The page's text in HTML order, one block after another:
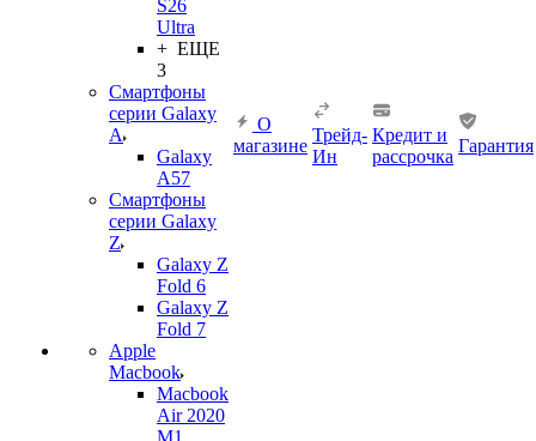
S26
Ultra
+ ЕЩЕ
3
Смартфоны
серии Galaxy
A
Galaxy
A57
Смартфоны
серии Galaxy
Z
Galaxy Z
Fold 6
Galaxy Z
Fold 7
Apple
Macbook
Macbook
Air 2020
M1
О
магазине
Трейд-
Ин
Кредит и
рассрочка
Гарантия